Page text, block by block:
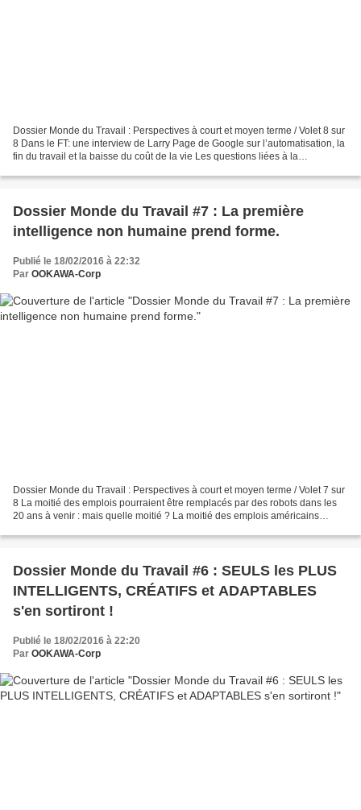
Dossier Monde du Travail : Perspectives à court et moyen terme / Volet 8 sur
8 Dans le FT: une interview de Larry Page de Google sur l’automatisation, la
fin du travail et la baisse du coût de la vie Les questions liées à la
Dossier Monde du Travail #7 : La première
intelligence non humaine prend forme.
Publié le 18/02/2016 à 22:32
Par OOKAWA-Corp
Dossier Monde du Travail : Perspectives à court et moyen terme / Volet 7 sur
8 La moitié des emplois pourraient être remplacés par des robots dans les
20 ans à venir : mais quelle moitié ? La moitié des emplois américains
Dossier Monde du Travail #6 : SEULS les PLUS
INTELLIGENTS, CRÉATIFS et ADAPTABLES
s'en sortiront !
Publié le 18/02/2016 à 22:20
Par OOKAWA-Corp